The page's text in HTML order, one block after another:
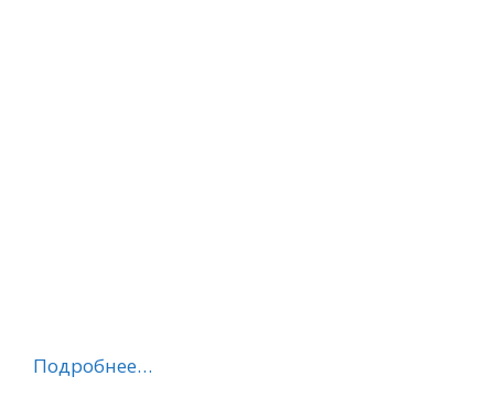
Подробнее…